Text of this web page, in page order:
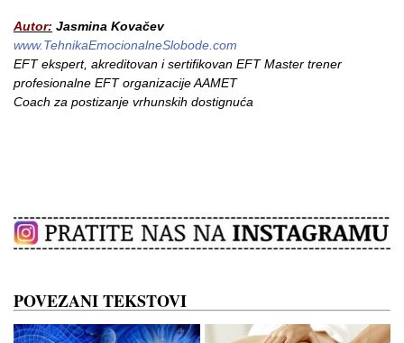
Autor: Jasmina Kovačev
www.TehnikaEmocionalneSlobode.com
EFT ekspert, akreditovan i sertifikovan EFT Master trener
profesionalne EFT organizacije AAMET
Coach za postizanje vrhunskih dostignuća
POVEZANI TEKSTOVI